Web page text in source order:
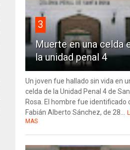
3
Muerte en una celda
la unidad penal 4
Un joven fue hallado sin vida en
celda de la Unidad Penal 4 de
Rosa. El hombre fue identificado
Fabián Alberto Sánchez, de 28...
MAS